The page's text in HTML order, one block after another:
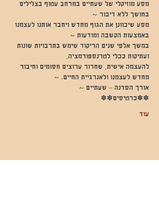
מסע מוזיקלי של שעתיים במרחב עטוף בצלילים
בחושך ללא דיבור ~
מסע שיכוונן את הגוף מחדש ויחבר אותנו לעצמנו
באמצעות הקשבה ומודעות ~
במשך אלפי שנים הריקוד שימש בתרבויות שונות
ועתיקות ככלי לטרנספורמציה,
להעצמה אישית, שחרור ערוצים חסומים וחיבור
מחדש לעצמנו ולאנרגיית החיים. ~
אורך הסדנה – שעתיים ~
✽✽כרטיסים✽✽
עוד